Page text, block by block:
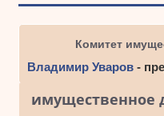
Комитет
Владимир Уваров-
имущественное